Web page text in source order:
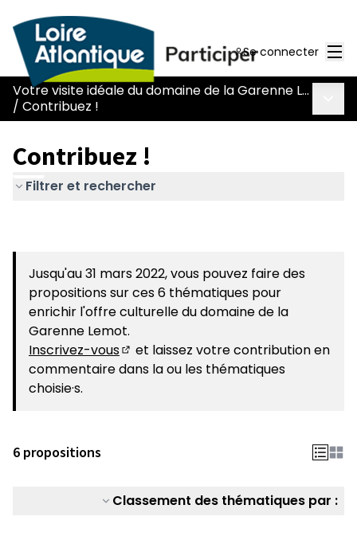
Se connecter
Votre visite idéale du domaine de la Garenne Lemot
/ Contribuez !
Contribuez !
Filtrer et rechercher
Jusqu'au 31 mars 2022, vous pouvez faire des
propositions sur ces 6 thématiques pour
enrichir l'offre culturelle du domaine de la
Garenne Lemot.
Inscrivez-vous
(S'ouvre dans un nouvel onglet)
et laissez votre contribution en
commentaire dans la ou les thématiques
choisie·s.
6 propositions
Classement des thématiques par :